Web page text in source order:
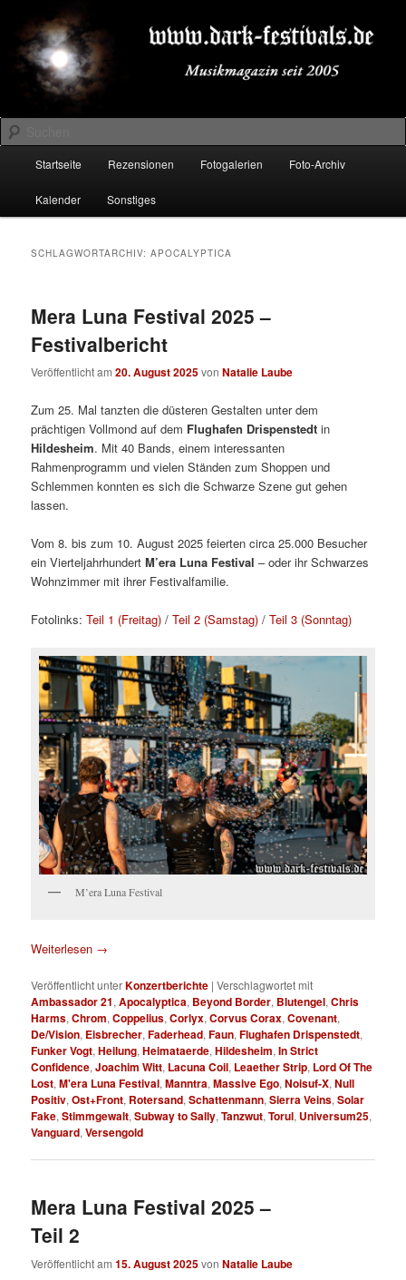
primären
Inhalt
springen
sekundären
Inhalt
springenDARK-FESTIVALS.DE
Suchen
Startseite Rezensionen Fotogalerien Foto-Archiv
Kalender Sonstiges
SCHLAGWORTARCHIV:APOCALYPTICA
Mera Luna Festival 2025 –
Festivalbericht
Veröffentlicht am20. August 2025vonNatalie Laube
Zum 25. Mal tanzten die düsteren Gestalten unter dem
prächtigen Vollmond auf dem Flughafen Drispenstedt in
Hildesheim. Mit 40 Bands, einem interessanten
Rahmenprogramm und vielen Ständen zum Shoppen und
Schlemmen konnten es sich die Schwarze Szene gut gehen
lassen.
Vom 8. bis zum 10. August 2025 feierten circa 25.000 Besucher
ein VierteljahrhundertM’era Luna Festival – oder ihr Schwarzes
Wohnzimmer mit ihrer Festivalfamilie.
Fotolinks:Teil 1 (Freitag) /Teil 2 (Samstag) /Teil 3 (Sonntag)
M’era Luna Festival
Weiterlesen →
Veröffentlicht unterKonzertberichte |Verschlagwortet mit
Ambassador 21,Apocalyptica, Beyond Border, Blutengel,Chris
Harms,Chrom,Coppelius,Corlyx,Corvus Corax,Covenant,
De/Vision, Eisbrecher,Faderhead,Faun,Flughafen Drispenstedt,
Funker Vogt,Heilung,Heimataerde,Hildesheim,In Strict
Confidence,Joachim Witt, Lacuna Coil, Leaether Strip, Lord Of The
Lost,M'era Luna Festival,Manntra,Massive Ego,Noisuf-X,Null
Positiv,Ost+Front, Rotersand,Schattenmann,Sierra Veins,Solar
Fake,Stimmgewalt,Subway to Sally,Tanzwut,Torul, Universum25,
Vanguard,Versengold
Mera Luna Festival 2025 –
Teil 2
Veröffentlicht am15. August 2025vonNatalie Laube